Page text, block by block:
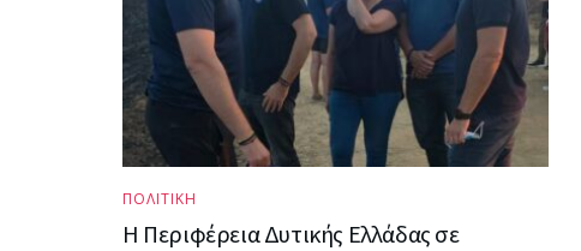
ΠΟΛΙΤΙΚΗ
Η Περιφέρεια Δυτικής Ελλάδας σε